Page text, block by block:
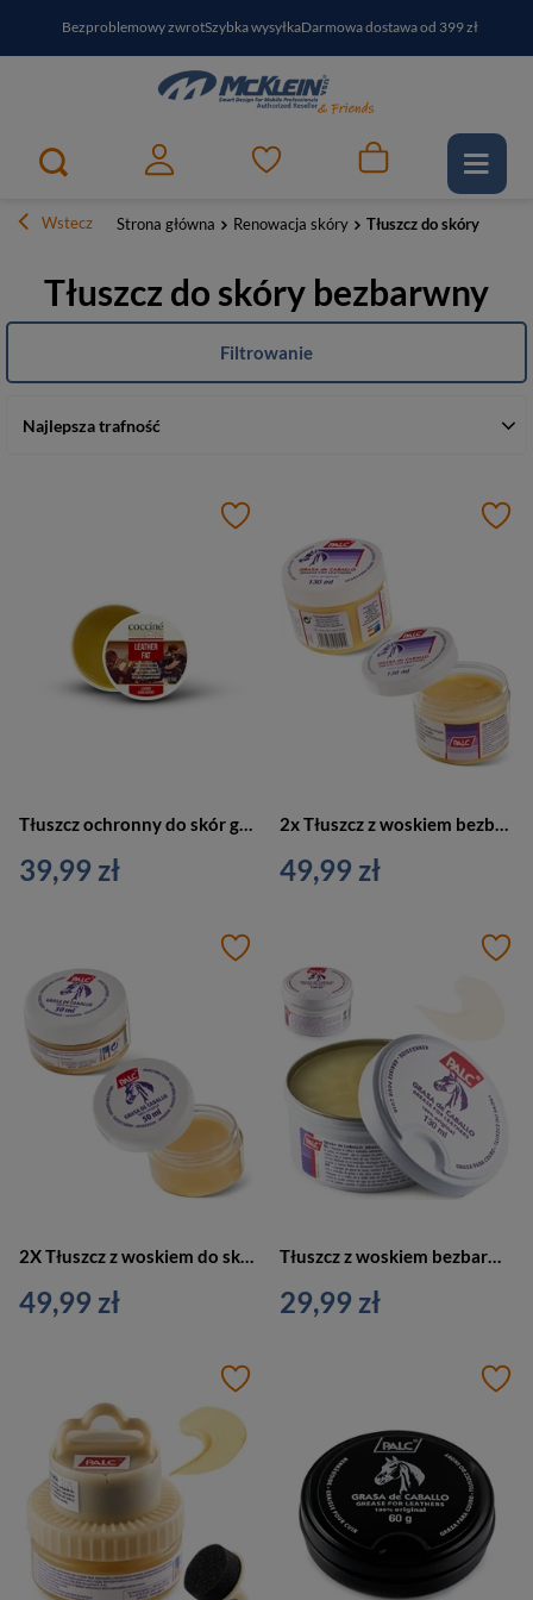
Bezproblemowy zwrotSzybka wysyłkaDarmowa dostawa od 399 zł
PayPo - kup i zapłać za30 dniZapisz się do newslettera i odbierz RABAT
Wstecz Strona główna Renowacja skóry Tłuszcz do skóry
Tłuszcz do skóry bezbarwny
Najlepsza trafność
Filtrowanie
Tłuszcz ochronny do skór gładkich mebli bezbarwny - Coccine150 ml
39,99 zł
2x Tłuszcz z woskiem bezbarwny Palc 130 ml
49,99 zł
49,99 zł 29,99 zł